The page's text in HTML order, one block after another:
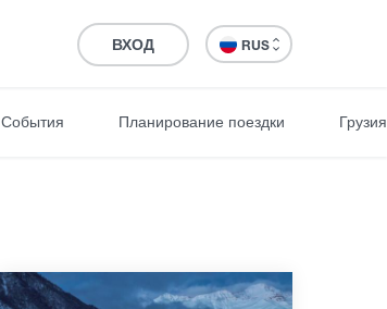
ВХОД RUS
События Планирование поездки Грузия